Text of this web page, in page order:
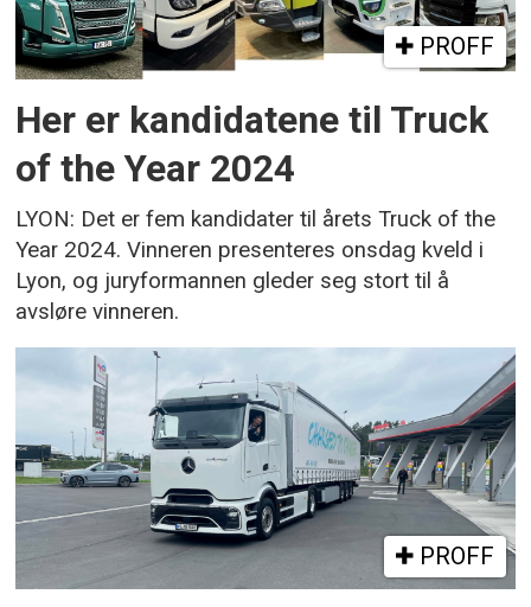
PROFF
Her er kandidatene til Truck
of the Year 2024
LYON: Det er fem kandidater til årets Truck of the
Year 2024. Vinneren presenteres onsdag kveld i
Lyon, og juryformannen gleder seg stort til å
avsløre vinneren.
PROFF